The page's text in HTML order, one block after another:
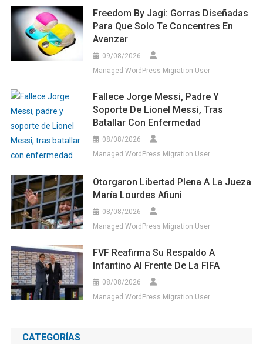
Freedom By Jagi: Gorras Diseñadas
Para Que Solo Te Concentres En
Avanzar
09/08/2026
Managed WordPress Migration User
Fallece Jorge Messi, Padre Y
Soporte De Lionel Messi, Tras
Batallar Con Enfermedad
08/08/2026
Managed WordPress Migration User
Otorgaron Libertad Plena A La Jueza
María Lourdes Afiuni
08/08/2026
Managed WordPress Migration User
FVF Reafirma Su Respaldo A
Infantino Al Frente De La FIFA
08/08/2026
Managed WordPress Migration User
CATEGORÍAS